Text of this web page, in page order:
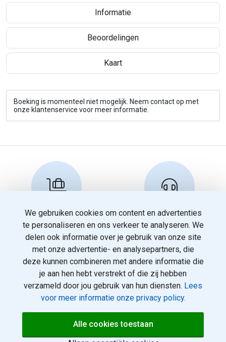
Informatie
Beoordelingen
Kaart
Boeking is momenteel niet mogelijk. Neem contact op met
onze klantenservice voor meer informatie.
Reserveren en info
info@travelnoord.nl
Klantenservice
088 - 058 05 00
© 2026
Over ons
We gebruiken cookies om content en advertenties
te personaliseren en ons verkeer te analyseren. We
delen ook informatie over je gebruik van onze site
met onze advertentie- en analysepartners, die
deze kunnen combineren met andere informatie die
je aan hen hebt verstrekt of die zij hebben
verzameld door jou gebruik van hun diensten. Lees
voor meer informatie onze privacy policy.
Alle cookies toestaan